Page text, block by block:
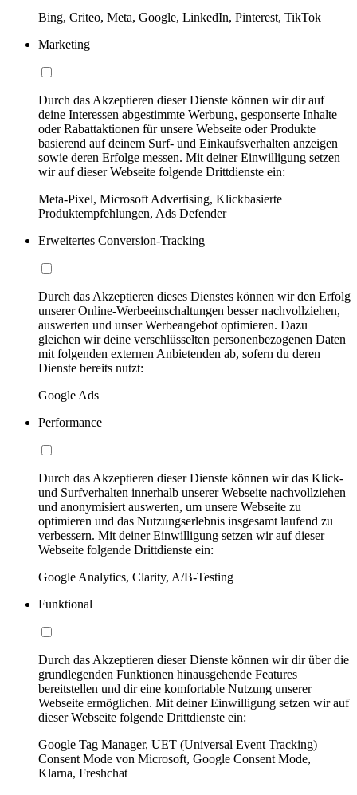
Bing, Criteo, Meta, Google, LinkedIn, Pinterest, TikTok
Marketing
Durch das Akzeptieren dieser Dienste können wir dir auf
deine Interessen abgestimmte Werbung, gesponserte Inhalte
oder Rabattaktionen für unsere Webseite oder Produkte
basierend auf deinem Surf- und Einkaufsverhalten anzeigen
sowie deren Erfolge messen. Mit deiner Einwilligung setzen
wir auf dieser Webseite folgende Drittdienste ein:
Meta-Pixel, Microsoft Advertising, Klickbasierte
Produktempfehlungen, Ads Defender
Erweitertes Conversion-Tracking
Durch das Akzeptieren dieses Dienstes können wir den Erfolg
unserer Online-Werbeeinschaltungen besser nachvollziehen,
auswerten und unser Werbeangebot optimieren. Dazu
gleichen wir deine verschlüsselten personenbezogenen Daten
mit folgenden externen Anbietenden ab, sofern du deren
Dienste bereits nutzt:
Google Ads
Performance
Durch das Akzeptieren dieser Dienste können wir das Klick-
und Surfverhalten innerhalb unserer Webseite nachvollziehen
und anonymisiert auswerten, um unsere Webseite zu
optimieren und das Nutzungserlebnis insgesamt laufend zu
verbessern. Mit deiner Einwilligung setzen wir auf dieser
Webseite folgende Drittdienste ein:
Google Analytics, Clarity, A/B-Testing
Funktional
Durch das Akzeptieren dieser Dienste können wir dir über die
grundlegenden Funktionen hinausgehende Features
bereitstellen und dir eine komfortable Nutzung unserer
Webseite ermöglichen. Mit deiner Einwilligung setzen wir auf
dieser Webseite folgende Drittdienste ein:
Google Tag Manager, UET (Universal Event Tracking)
Consent Mode von Microsoft, Google Consent Mode,
Klarna, Freshchat